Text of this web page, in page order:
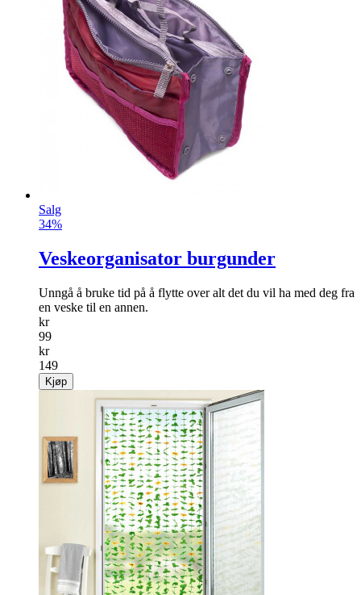
Salg
34%
Veskeorganisator burgunder
Unngå å bruke tid på å flytte over alt det du vil ha med deg fra
en veske til en annen.
kr
99
kr
149
Kjøp